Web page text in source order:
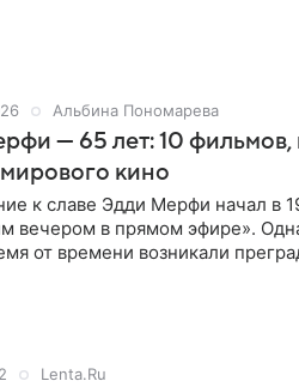
Альбина Пономарева
— 65 лет: 10 фильмов,
кино
к славе Эдди Мерфи начал в
вечером в прямом эфире».
от времени возникали
Lenta.Ru